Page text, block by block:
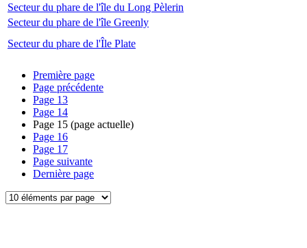
Secteur du phare de l'île du Long Pèlerin
Secteur du phare de l'île Greenly
Secteur du phare de l'Île Plate
Première page
Page précédente
Page 13
Page 14
Page 15 (page actuelle)
Page 16
Page 17
Page suivante
Dernière page